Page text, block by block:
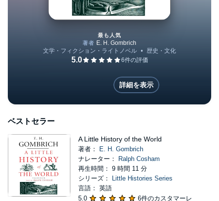
A Little History of the World
最も人気
詳細を表示
ベストセラー
A Little History of the World
著者：
E. H. Gombrich
ナレーター：
Ralph Cosham
再生時間： 9 時間 11 分
シリーズ：
Little Histories Series
言語： 英語
5.0
6件のカスタマーレ